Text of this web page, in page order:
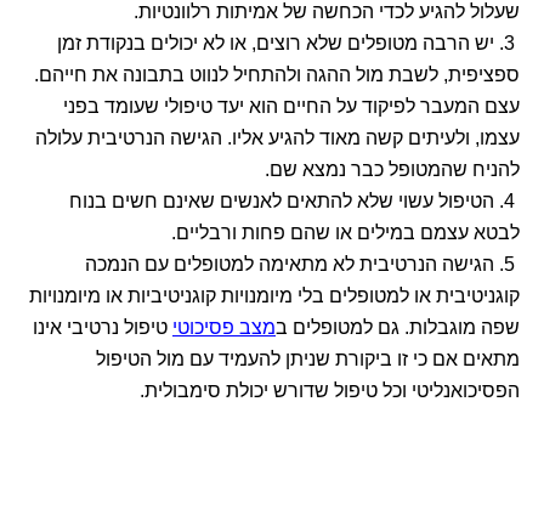
שעלול להגיע לכדי הכחשה של אמיתות רלוונטיות.
3. יש הרבה מטופלים שלא רוצים, או לא יכולים בנקודת זמן
ספציפית, לשבת מול ההגה ולהתחיל לנווט בתבונה את חייהם.
עצם המעבר לפיקוד על החיים הוא יעד טיפולי שעומד בפני
עצמו, ולעיתים קשה מאוד להגיע אליו. הגישה הנרטיבית עלולה
להניח שהמטופל כבר נמצא שם.
4. הטיפול עשוי שלא להתאים לאנשים שאינם חשים בנוח
לבטא עצמם במילים או שהם פחות ורבליים.
5. הגישה הנרטיבית לא מתאימה למטופלים עם הנמכה
קוגניטיבית או למטופלים בלי מיומנויות קוגניטיביות או מיומנויות
שפה מוגבלות. גם למטופלים במצב פסיכוטי טיפול נרטיבי אינו
מתאים אם כי זו ביקורת שניתן להעמיד עם מול הטיפול
הפסיכואנליטי וכל טיפול שדורש יכולת סימבולית.